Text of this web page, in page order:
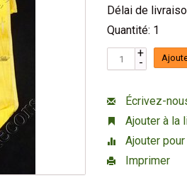
Délai de
Quantité: 1
+
-
Écrivez-
Ajouter à la
Ajouter
Imprimer